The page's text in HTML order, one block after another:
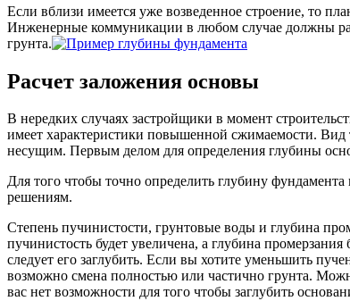
Если вблизи имеется уже возведенное строение, то
Инженерные коммуникации в любом случае должны
грунта.
Расчет заложения основы
В нередких случаях застройщики в момент
имеет характеристики повышенной сжимаемости. Вид
несущим. Первым делом для определения глубины
Для того чтобы точно определить глубину
решениям.
Степень пучинистости, грунтовые воды и глубина
пучинистость будет увеличена, а глубина
следует его заглубить. Если вы хотите уменьшить
возможно смена полностью или частично грунта.
вас нет возможности для того чтобы заглубить